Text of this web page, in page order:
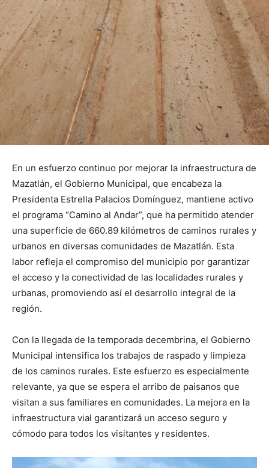
En un esfuerzo continuo por mejorar la infraestructura de
Mazatlán, el Gobierno Municipal, que encabeza la
Presidenta Estrella Palacios Domínguez, mantiene activo
el programa “Camino al Andar”, que ha permitido atender
una superficie de 660.89 kilómetros de caminos rurales y
urbanos en diversas comunidades de Mazatlán. Esta
labor refleja el compromiso del municipio por garantizar
el acceso y la conectividad de las localidades rurales y
urbanas, promoviendo así el desarrollo integral de la
región.
Con la llegada de la temporada decembrina, el Gobierno
Municipal intensifica los trabajos de raspado y limpieza
de los caminos rurales. Este esfuerzo es especialmente
relevante, ya que se espera el arribo de paisanos que
visitan a sus familiares en comunidades. La mejora en la
infraestructura vial garantizará un acceso seguro y
cómodo para todos los visitantes y residentes.